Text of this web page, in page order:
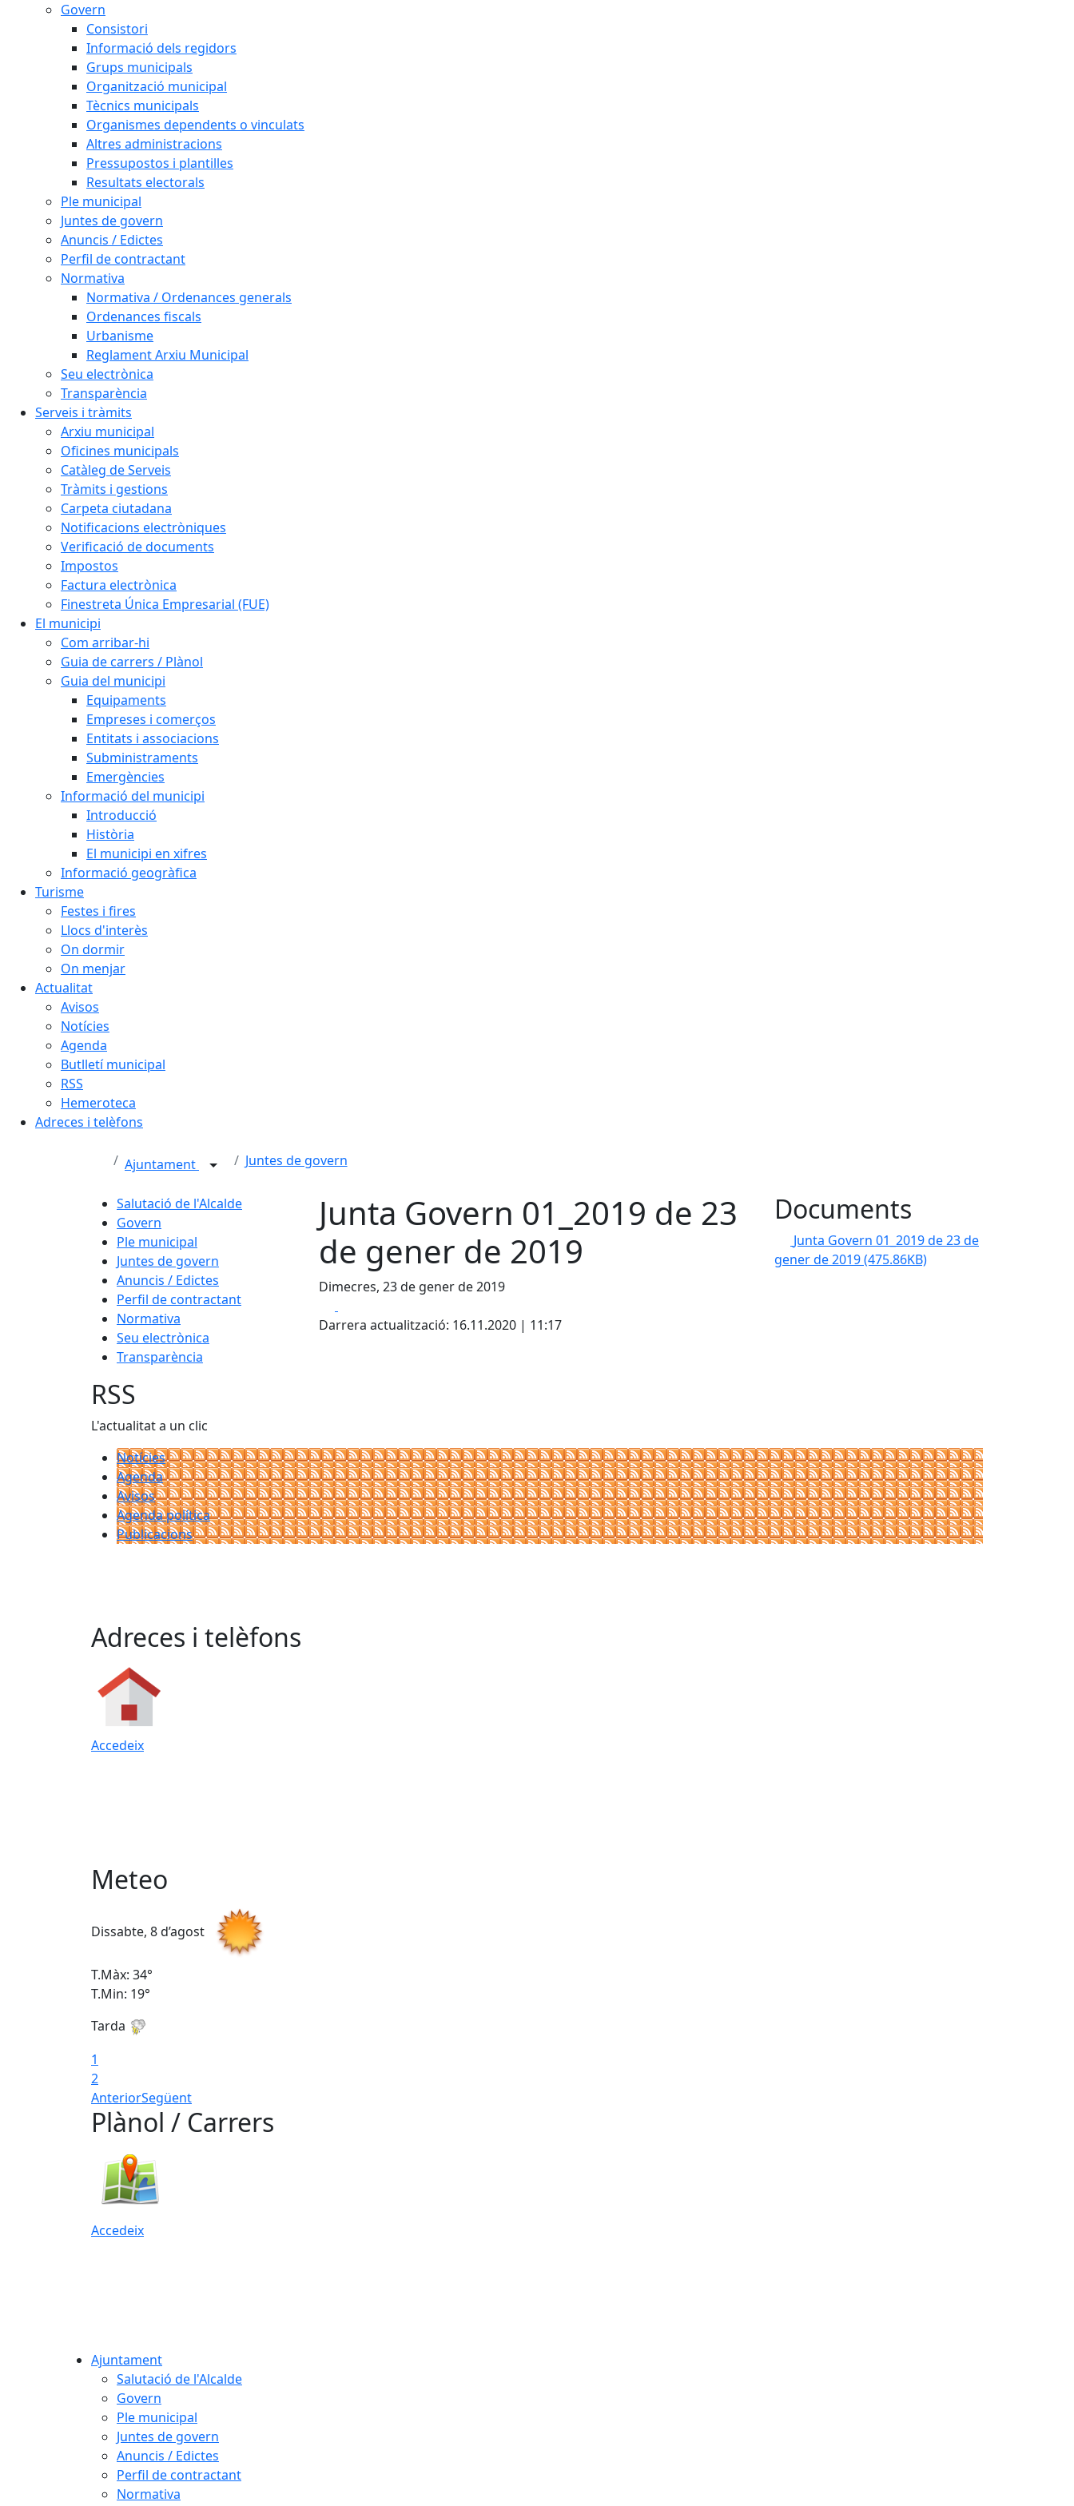
Govern
Consistori
Informació dels regidors
Grups municipals
Organització municipal
Tècnics municipals
Organismes dependents o vinculats
Altres administracions
Pressupostos i plantilles
Resultats electorals
Ple municipal
Juntes de govern
Anuncis / Edictes
Perfil de contractant
Normativa
Normativa / Ordenances generals
Ordenances fiscals
Urbanisme
Reglament Arxiu Municipal
Seu electrònica
Transparència
Serveis i tràmits
Arxiu municipal
Oficines municipals
Catàleg de Serveis
Tràmits i gestions
Carpeta ciutadana
Notificacions electròniques
Verificació de documents
Impostos
Factura electrònica
Finestreta Única Empresarial (FUE)
El municipi
Com arribar-hi
Guia de carrers / Plànol
Guia del municipi
Equipaments
Empreses i comerços
Entitats i associacions
Subministraments
Emergències
Informació del municipi
Introducció
Història
El municipi en xifres
Informació geogràfica
Turisme
Festes i fires
Llocs d'interès
On dormir
On menjar
Actualitat
Avisos
Notícies
Agenda
Butlletí municipal
RSS
Hemeroteca
Adreces i telèfons
Ajuntament Juntes de govern
Salutació de l'Alcalde
Govern
Ple municipal
Juntes de govern
Anuncis / Edictes
Perfil de contractant
Normativa
Seu electrònica
Transparència
Junta Govern 01_2019 de 23
de gener de 2019
Dimecres, 23 de gener de 2019
Darrera actualització: 16.11.2020 | 11:17
Documents
Junta Govern 01_2019 de 23 de
gener de 2019(475.86KB)
RSS
L'actualitat a un clic
Notícies
Agenda
Avisos
Agenda política
Publicacions
Adreces i telèfons
Accedeix
Meteo
Dissabte, 8 d’agost
T.Màx: 34°
T.Min: 19°
Tarda
1
2
AnteriorSegüent
Plànol / Carrers
Accedeix
Ajuntament
Salutació de l'Alcalde
Govern
Ple municipal
Juntes de govern
Anuncis / Edictes
Perfil de contractant
Normativa